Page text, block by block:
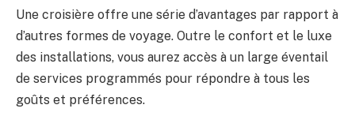
Une croisière offre une série d’avantages par rapport à
d’autres formes de voyage. Outre le confort et le luxe
des installations, vous aurez accès à un large éventail
de services programmés pour répondre à tous les
goûts et préférences.